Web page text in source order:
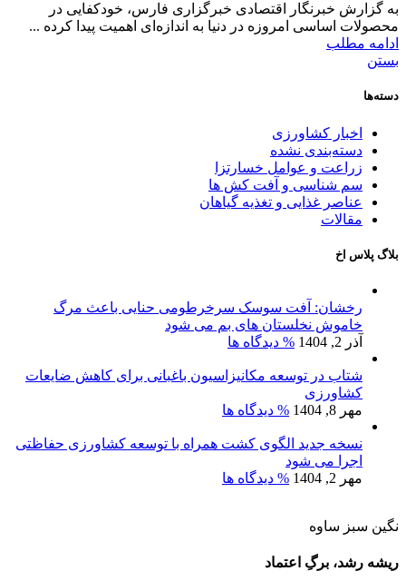
به گزارش خبرنگار اقتصادی خبرگزاری فارس، خودکفایی در
محصولات اساسی امروزه در دنیا به اندازه‌ای اهمیت پیدا کرده ...
ادامه مطلب
بستن
دسته‌ها
اخبار کشاورزی
دسته‌بندی نشده
زراعت و عوامل خسارتزا
سم شناسی و آفت کش ها
عناصر غذایی و تغذیه گیاهان
مقالات
بلاگ پلاس اخ
رخشان: آفت سوسک سرخرطومی حنایی باعث مرگ
خاموش نخلستان های بم می شود
آذر 2, 1404
% دیدگاه ها
شتاب در توسعه مکانیزاسیون باغبانی برای کاهش ضایعات
کشاورزی
مهر 8, 1404
% دیدگاه ها
نسخه جدید الگوی کشت همراه با توسعه کشاورزی حفاظتی
اجرا می شود
مهر 2, 1404
% دیدگاه ها
نگین سبز ساوه
ریشه رشد، برگِ اعتماد